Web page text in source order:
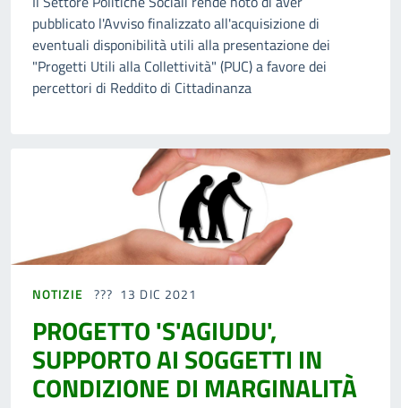
pubblicato l'Avviso finalizzato all'acquisizione di
eventuali disponibilità utili alla presentazione dei
"Progetti Utili alla Collettività" (PUC) a favore dei
percettori di Reddito di Cittadinanza
NOTIZIE 13 DIC 2021
PROGETTO 'S'AGIUDU',
SUPPORTO AI SOGGETTI IN
CONDIZIONE DI MARGINALITÀ